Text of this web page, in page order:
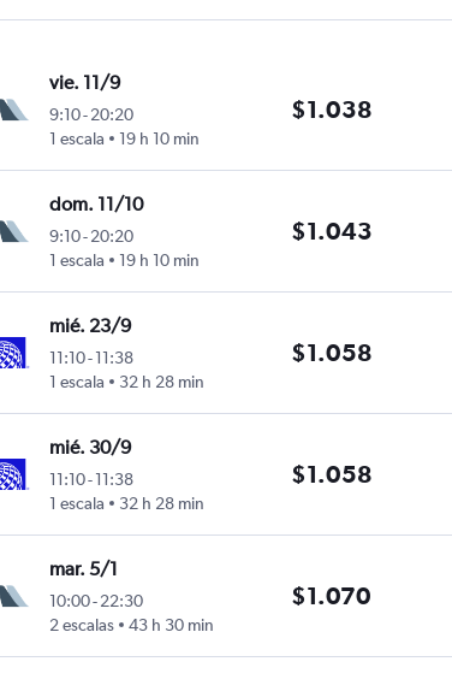
vie. 11/9
9:10-20:20
1 escala
19 h 10 min
$1.038
dom. 11/10
9:10-20:20
1 escala
19 h 10 min
$1.043
mié. 23/9
11:10-11:38
1 escala
32 h 28 min
$1.058
mié. 30/9
11:10-11:38
1 escala
32 h 28 min
$1.058
mar. 5/1
10:00-22:30
2 escalas
43 h 30 min
$1.070